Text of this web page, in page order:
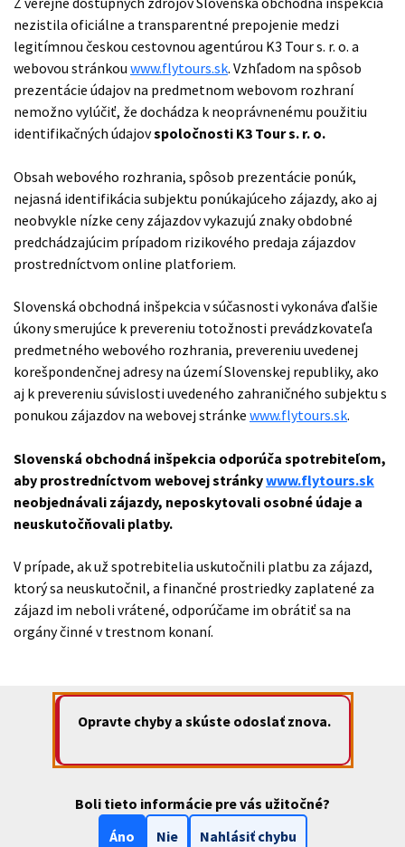
nezistila oficiálne a transparentné prepojenie medzi
legitímnou českou cestovnou agentúrou K3 Tour s. r. o. a
webovou stránkou www.flytours.sk. Vzhľadom na spôsob
prezentácie údajov na predmetnom webovom rozhraní
nemožno vylúčiť, že dochádza k neoprávnenému použitiu
identifikačných údajovspoločnosti K3 Tour s. r. o.
Obsah webového rozhrania, spôsob prezentácie ponúk,
nejasná identifikácia subjektu ponúkajúceho zájazdy, ako aj
neobvykle nízke ceny zájazdov vykazujú znaky obdobné
predchádzajúcim prípadom rizikového predaja zájazdov
prostredníctvom online platforiem.
Slovenská obchodná inšpekcia v súčasnosti vykonáva ďalšie
úkony smerujúce k prevereniu totožnosti prevádzkovateľa
predmetného webového rozhrania, prevereniu uvedenej
korešpondenčnej adresy na území Slovenskej republiky, ako
aj k prevereniu súvislosti uvedeného zahraničného subjektu s
ponukou zájazdov na webovej stránke www.flytours.sk.
Slovenská obchodná inšpekcia odporúča spotrebiteľom,
aby prostredníctvom webovej stránkywww.flytours.sk
neobjednávali zájazdy, neposkytovali osobné údaje a
neuskutočňovali platby.
V prípade, ak už spotrebitelia uskutočnili platbu za zájazd,
ktorý sa neuskutočnil, a finančné prostriedky zaplatené za
zájazd im neboli vrátené, odporúčame im obrátiť sa na
orgány činné v trestnom konaní.
Opravte chyby a skúste odoslať znova.
Boli tieto informácie pre vás užitočné?
Áno
Nie Nahlásiť chybu